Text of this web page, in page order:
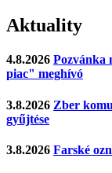
Aktuality
4.8.2026 Pozvánka
piac" meghívó
3.8.2026 Zber
gyűjtése
3.8.2026 Farské